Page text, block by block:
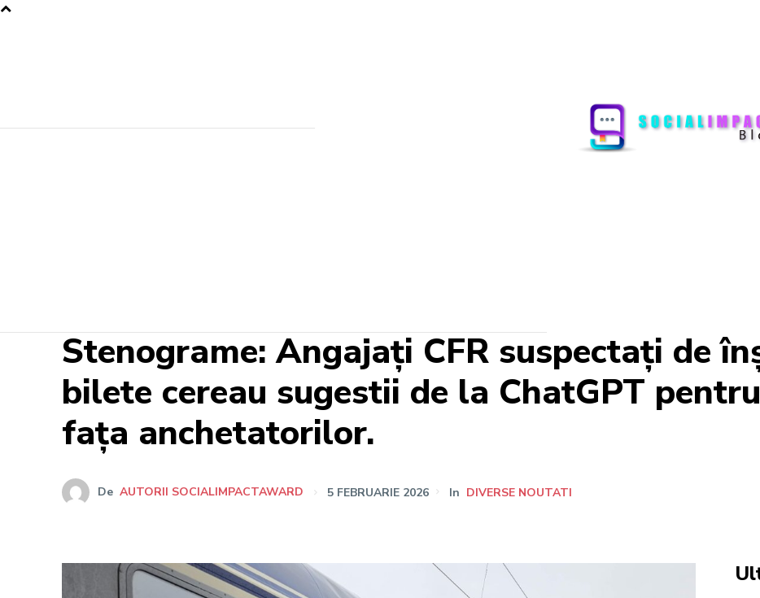
Stenograme: Angajați CFR suspectați de
bilete cereau sugestii de la ChatGPT
fața anchetatorilor.
De AUTORII SOCIALIMPACTAWARD 5 FEBRUARIE 2026 In DIVERSE NOUTATI